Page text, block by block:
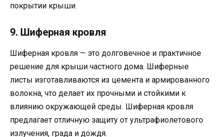
покрытии крыши.
9. Шиферная кровля
Шиферная кровля — это долговечное и практичное
решение для крыши частного дома. Шиферные
листы изготавливаются из цемента и армированного
волокна, что делает их прочными и стойкими к
влиянию окружающей среды. Шиферная кровля
предлагает отличную защиту от ультрафиолетового
излучения, града и дождя.